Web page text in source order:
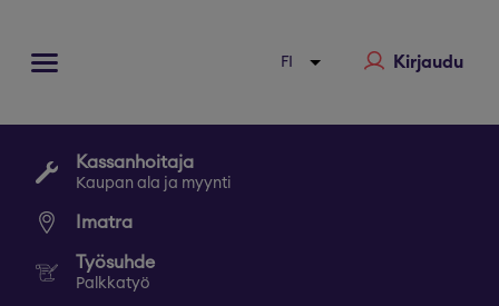
Kirjaudu
Kassanhoitaja
Kaupan ala ja myynti
Imatra
Työsuhde
Palkkatyö